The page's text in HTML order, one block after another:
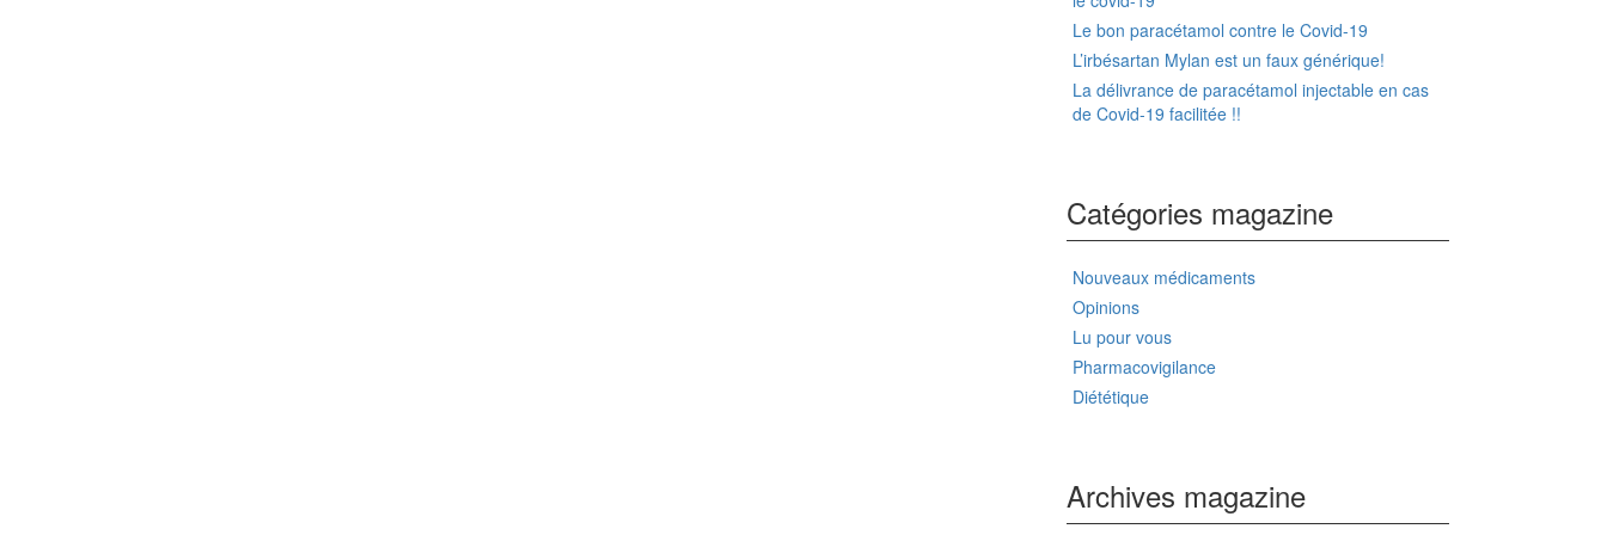
Le bon paracétamol contre le Covid-19
L’irbésartan Mylan est un faux générique!
La délivrance de paracétamol injectable en cas
de Covid-19 facilitée !!
Catégories magazine
Nouveaux médicaments
Opinions
Lu pour vous
Pharmacovigilance
Diététique
Archives magazine